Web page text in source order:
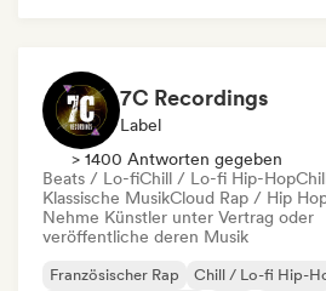
7C Recordings
Label
> 1400 Antworten gegeben
Beats / Lo-fiChill / Lo-fi Hip-Hop
Klassische MusikCloud Rap / Hip
Nehme Künstler unter Vertrag oder
veröffentliche deren Musik
Französischer Rap
Chill / Lo-fi Hip-